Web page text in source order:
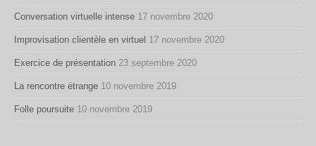
Conversation virtuelle intense 17 novembre 2020
Improvisation clientèle en virtuel 17 novembre 2020
Exercice de présentation 23 septembre 2020
La rencontre étrange 10 novembre 2019
Folle poursuite 10 novembre 2019